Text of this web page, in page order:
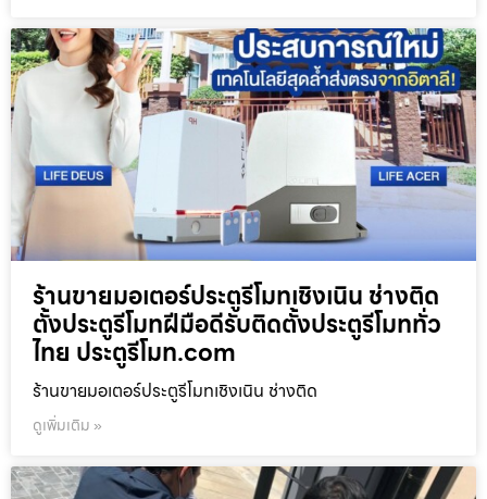
ร้านขายมอเตอร์ประตูรีโมทเชิงเนิน ช่างติด
ตั้งประตูรีโมทฝีมือดีรับติดตั้งประตูรีโมททั่ว
ไทย ประตูรีโมท.com
ร้านขายมอเตอร์ประตูรีโมทเชิงเนิน ช่างติด
ดูเพิ่มเติม »